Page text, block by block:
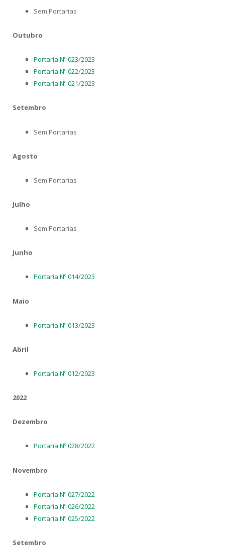
Sem Portarias
Outubro
Portaria Nº 023/2023
Portaria Nº 022/2023
Portaria Nº 021/2023
Setembro
Sem Portarias
Agosto
Sem Portarias
Julho
Sem Portarias
Junho
Portaria Nº 014/2023
Maio
Portaria Nº 013/2023
Abril
Portaria Nº 012/2023
2022
Dezembro
Portaria Nº 028/2022
Novembro
Portaria Nº 027/2022
Portaria Nº 026/2022
Portaria Nº 025/2022
Setembro